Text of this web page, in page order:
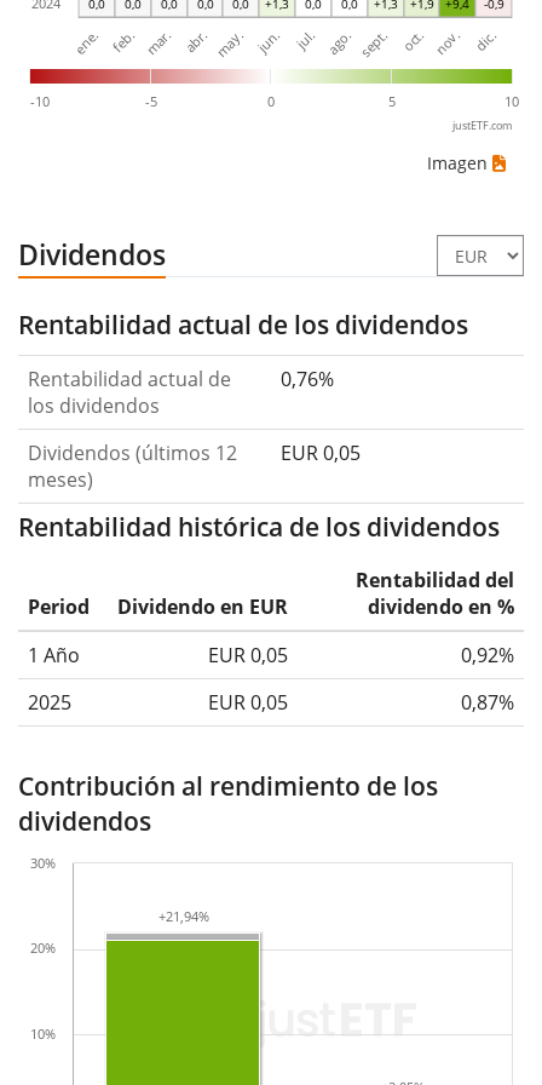
0,0 0,0 0,0 0,0 0,0 +1,3 0,0 0,0 +1,3 +1,9 +9,4 -0,9
-10 -5 0 5 10
ene. feb. mar. abr. may. jun. jul. ago. sept. oct. nov. dic.
justETF.com
Imagen
Dividendos
Rentabilidad actual de los dividendos
Rentabilidad actual de
los dividendos
0,76%
Dividendos (últimos 12
meses)
EUR 0,05
Rentabilidad histórica de los dividendos
Period Dividendo en EUR
Rentabilidad del
dividendo en %
1 Año
EUR 0,05
0,92%
2025
EUR 0,05 0,87%
Contribución al rendimiento de los
dividendos
+21,94%
+21,94%
10%
20%
30%